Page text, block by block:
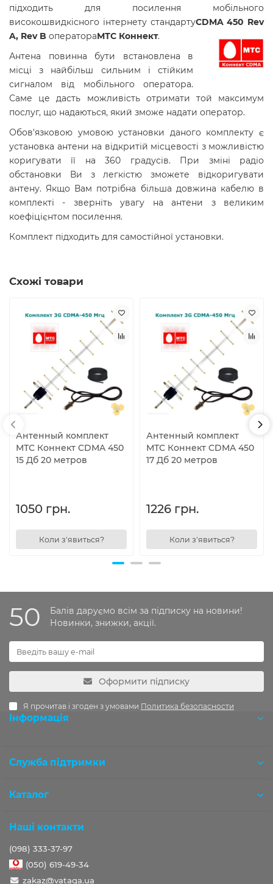
підходить для посилення мобільного
високошвидкісного інтернету стандартуCDMA 450 Rev
A, Rev B оператораМТС Коннект.
Антена повинна бути встановлена в
місці з найбільш сильним і стійким
сигналом від мобільного оператора.
Саме це дасть можливість отримати той максимум
послуг, що надаються, який зможе надати оператор.
Обов'язковою умовою установки даного комплекту є
установка антени на відкритій місцевості з можливістю
коригувати її на 360 градусів. При зміні радіо
обстановки Ви з легкістю зможете відкоригувати
антену. Якщо Вам потрібна більша довжина кабелю в
комплекті - зверніть увагу на антени з великим
коефіцієнтом посилення.
Комплект підходить для самостійної установки.
Схожі товари
Антенный комплект
МТС Коннект CDMA 450
15 Дб 20 метров
1050 грн.
Коли з'явиться?
Антенный комплект
МТС Коннект CDMA 450
17 Дб 20 метров
1226 грн.
Коли з'явиться?
50
Балів даруємо всім за підписку на новини!
Новинки, знижки, акції.
Оформити підписку
Я прочитав і згоден з умовами Политика безопасности
Інформація
Служба підтримки
Каталог
Наші контакти
(098) 333-37-97
(050) 619-49-34
zakaz@vataga.ua